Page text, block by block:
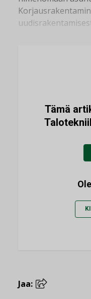
Tämä
Jaa: